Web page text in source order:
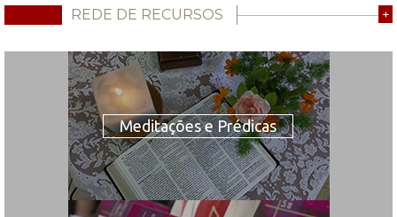
REDE DE RECURSOS +
Meditações e Prédicas